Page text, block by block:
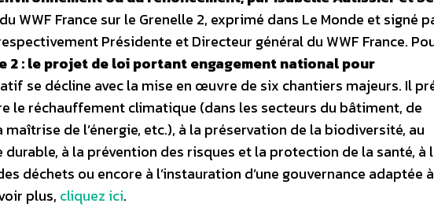
WWF France sur le Grenelle 2, exprimé dans Le Monde et signé
Présidente et Directeur général du WWF France.
2 : le projet de loi portant engagement national pour
se décline avec la mise en œuvre de six chantiers majeurs. Il
le réchauffement climatique (dans les secteurs du bâtiment, de
de l’énergie, etc.), à la préservation de la biodiversité, au
à la prévention des risques et la protection de la santé, à
déchets ou encore à l’instauration d’une gouvernance adaptée
plus, cliquez ici.